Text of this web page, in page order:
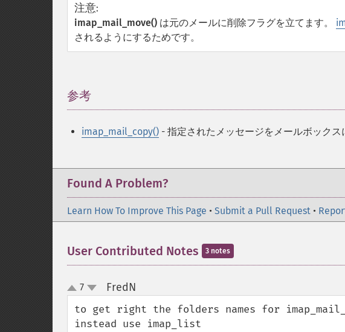
注意:
imap_mail_move() は元のメールに削除フラグを立てます。
されるようにするためです。
参考
imap_mail_copy() - 指定されたメッセージをメールボックス
Found A Problem?
Learn How To Improve This Page • Submit a Pull Request •
User Contributed Notes 3 notes
up
down
7 FredN
to get right the folders names for
instead use imap_list